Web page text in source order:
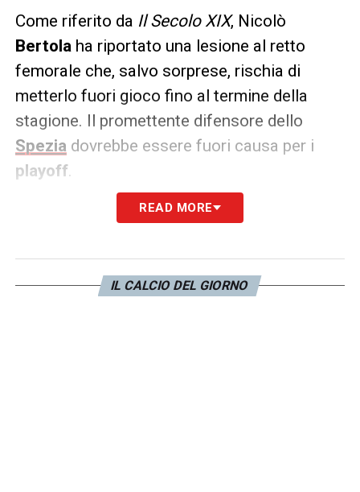
Come riferito da Il Secolo XIX, Nicolò
Bertola ha riportato una lesione al retto
femorale che, salvo sorprese, rischia di
metterlo fuori gioco fino al termine della
stagione. Il promettente difensore dello
Spezia dovrebbe essere fuori causa per i
playoff.
Potrebbe così cambiare anche il futuro del
dalcalciomercato Juve. L’infortunio
potrebbe spegnere i riflettori sul calciatore.
READ MORE
IL CALCIO DEL GIORNO